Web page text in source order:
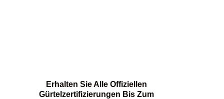
Erhalten Sie Alle Offiziellen
Gürtelzertifizierungen Bis Zum